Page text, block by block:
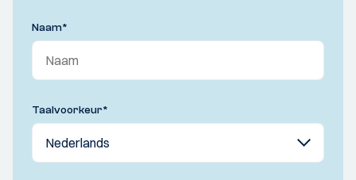
Naam*
Taalvoorkeur*